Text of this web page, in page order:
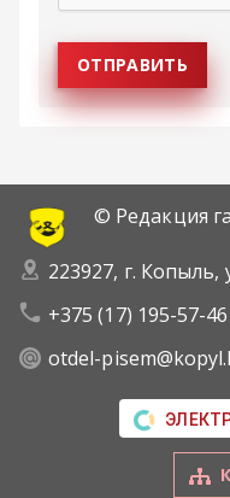
© Редакция
223927, г. Копыль,
+375 (17) 195-57-46
otdel-